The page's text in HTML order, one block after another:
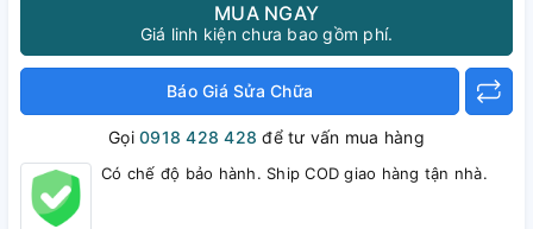
MUA NGAY
Giá linh kiện chưa bao gồm phí.
Báo Giá Sửa Chữa
Gọi0918 428 428 để tư vấn mua hàng
Có chế độ bảo hành. Ship COD giao hàng tận nhà.